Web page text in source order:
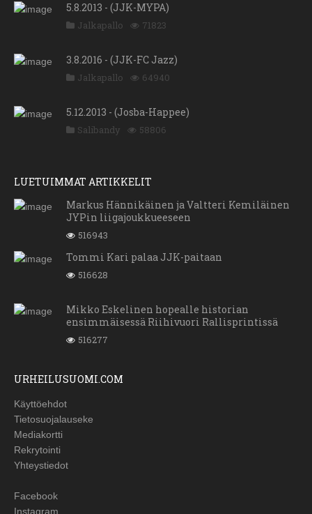
5.8.2013 - (JJK-MYPA)
Jalkapallo 71823
3.8.2016 - (JJK-FC Jazz)
Jalkapallo 64940
5.12.2013 - (Josba-Happee)
Salibandy 58806
LUETUIMMAT ARTIKKELIT
Markus Hännikäinen ja Valtteri Kemiläinen
JYPin liigajoukkueeseen
516943
Tommi Kari palaa JJK-paitaan
516628
Mikko Eskelinen hopealle historian
ensimmäisessä Riihivuori Rallisprintissä
516277
URHEILUSUOMI.COM
Käyttöehdot
Tietosuojalauseke
Mediakortti
Rekrytointi
Yhteystiedot
Facebook
Instagram